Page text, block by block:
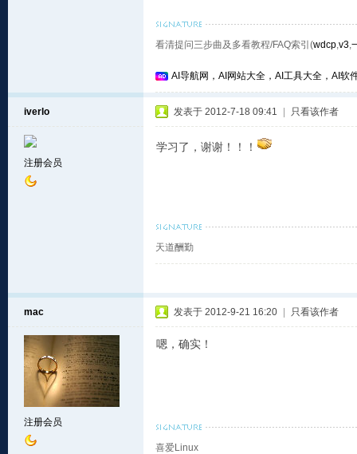
看清提问三步曲及多看教程/FAQ索引(wdcp,v3,
AI导航网，AI网站大全，AI工具大全，AI软
iverlo
注册会员
发表于 2012-7-18 09:41 只看该作者
学习了，谢谢！！！
天道酬勤
mac
注册会员
发表于 2012-9-21 16:20 只看该作者
嗯，确实！
喜爱Linux